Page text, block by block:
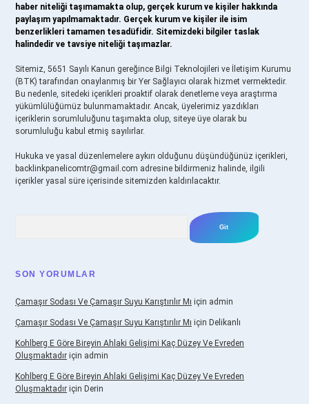
haber niteliği taşımamakta olup, gerçek kurum ve kişiler hakkında
paylaşım yapılmamaktadır. Gerçek kurum ve kişiler ile isim
benzerlikleri tamamen tesadüfidir. Sitemizdeki bilgiler taslak
halindedir ve tavsiye niteliği taşımazlar.
Sitemiz, 5651 Sayılı Kanun gereğince Bilgi Teknolojileri ve İletişim Kurumu
(BTK) tarafından onaylanmış bir Yer Sağlayıcı olarak hizmet vermektedir.
Bu nedenle, sitedeki içerikleri proaktif olarak denetleme veya araştırma
yükümlülüğümüz bulunmamaktadır. Ancak, üyelerimiz yazdıkları
içeriklerin sorumluluğunu taşımakta olup, siteye üye olarak bu
sorumluluğu kabul etmiş sayılırlar.
Hukuka ve yasal düzenlemelere aykırı olduğunu düşündüğünüz içerikleri,
backlinkpanelicomtr@gmail.com adresine bildirmeniz halinde, ilgili
içerikler yasal süre içerisinde sitemizden kaldırılacaktır.
SON YORUMLAR
Çamaşır Sodası Ve Çamaşır Suyu Karıştırılır Mı için admin
Çamaşır Sodası Ve Çamaşır Suyu Karıştırılır Mı için Delikanlı
Kohlberg E Göre Bireyin Ahlaki Gelişimi Kaç Düzey Ve Evreden
Oluşmaktadır için admin
Kohlberg E Göre Bireyin Ahlaki Gelişimi Kaç Düzey Ve Evreden
Oluşmaktadır için Derin